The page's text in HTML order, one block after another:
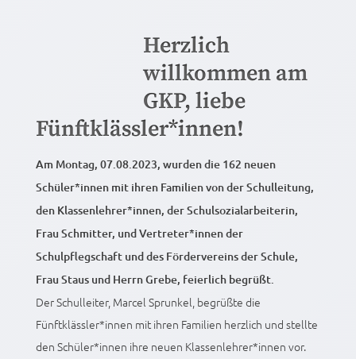
Herzlich
willkommen am
GKP, liebe
Fünftklässler*innen!
Am Montag, 07.08.2023, wurden die 162 neuen
Schüler*innen mit ihren Familien von der Schulleitung,
den Klassenlehrer*innen, der Schulsozialarbeiterin,
Frau Schmitter, und Vertreter*innen der
Schulpflegschaft und des Fördervereins der Schule,
Frau Staus und Herrn Grebe, feierlich begrüßt.
Der Schulleiter, Marcel Sprunkel, begrüßte die
Fünftklässler*innen mit ihren Familien herzlich und stellte
den Schüler*innen ihre neuen Klassenlehrer*innen vor.